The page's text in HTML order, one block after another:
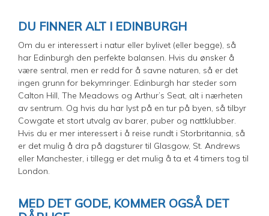
DU FINNER ALT I EDINBURGH
Om du er interessert i natur eller bylivet (eller begge), så
har Edinburgh den perfekte balansen. Hvis du ønsker å
være sentral, men er redd for å savne naturen, så er det
ingen grunn for bekymringer. Edinburgh har steder som
Calton Hill, The Meadows og Arthur’s Seat, alt i nærheten
av sentrum. Og hvis du har lyst på en tur på byen, så tilbyr
Cowgate et stort utvalg av barer, puber og nattklubber.
Hvis du er mer interessert i å reise rundt i Storbritannia, så
er det mulig å dra på dagsturer til Glasgow, St. Andrews
eller Manchester, i tillegg er det mulig å ta et 4 timers tog til
London.
MED DET GODE, KOMMER OGSÅ DET